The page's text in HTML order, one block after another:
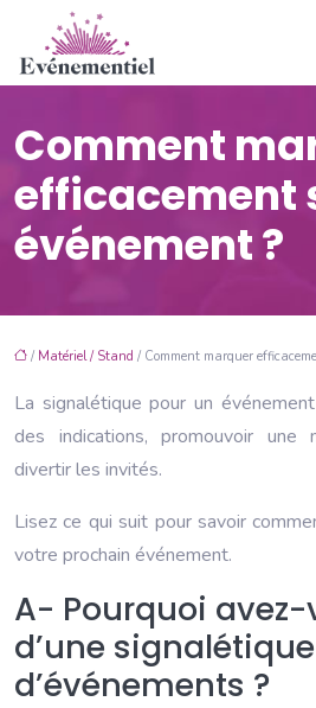
Comment
efficacement
événement ?
/ Matériel / Stand / Comment marquer
La signalétique pour un
des indications, promouvoir une
divertir les invités.
Lisez ce qui suit pour savoir
votre prochain événement.
A- Pourquoi
d’une
d’événements ?